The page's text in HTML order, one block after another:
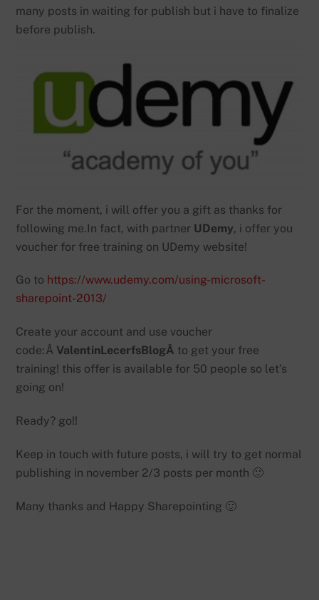
many posts in waiting for publish but i have to finalize
before publish.
For the moment, i will offer you a gift as thanks for
following me.In fact, with partner UDemy, i offer you
voucher for free training on UDemy website!
Go to https://www.udemy.com/using-microsoft-
sharepoint-2013/
Create your account and use voucher
code:Â ValentinLecerfsBlogÂ to get your free
training! this offer is available for 50 people so let’s
going on!
Ready? go!!
Keep in touch with future posts, i will try to get normal
publishing in november 2/3 posts per month 🙂
Many thanks and Happy Sharepointing 🙂